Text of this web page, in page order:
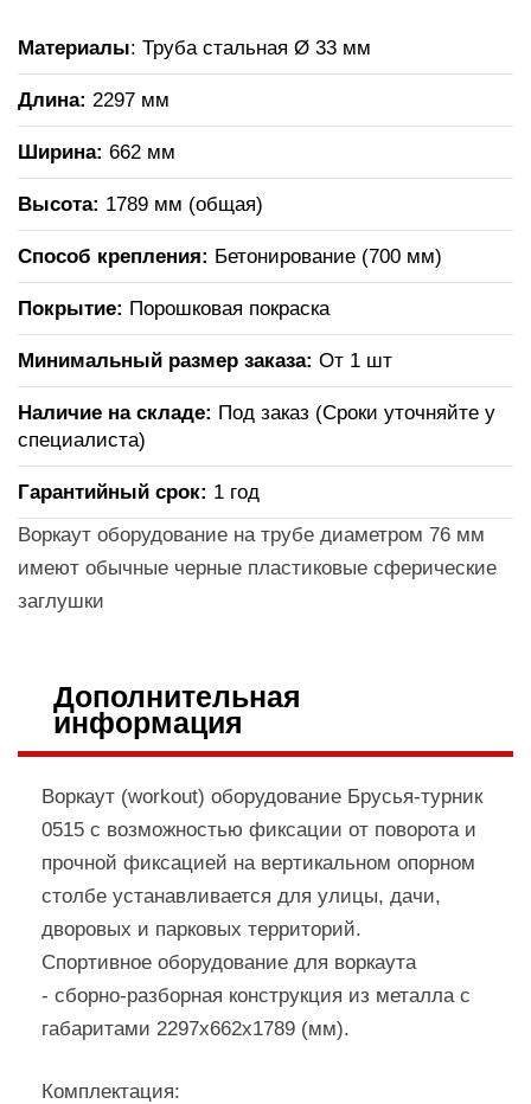
Материалы: Труба стальная Ø 33 мм
Длина: 2297 мм
Ширина: 662 мм
Высота: 1789 мм (общая)
Способ крепления: Бетонирование (700 мм)
Покрытие: Порошковая покраска
Минимальный размер заказа: От 1 шт
Наличие на складе: Под заказ (Сроки уточняйте у
специалиста)
Гарантийный срок: 1 год
Воркаут оборудование на трубе диаметром 76 мм
имеют обычные черные пластиковые сферические
заглушки
Дополнительная
информация
Воркаут (workout) оборудование Брусья-турник
0515 с возможностью фиксации от поворота и
прочной фиксацией на вертикальном опорном
столбе устанавливается для улицы, дачи,
дворовых и парковых территорий.
Cпортивное оборудование для воркаута
- сборно-разборная конструкция из металла с
габаритами 2297х662х1789 (мм).
Комплектация: